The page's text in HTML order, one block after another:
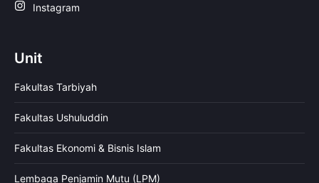
Instagram
Unit
Fakultas Tarbiyah
Fakultas Ushuluddin
Fakultas Ekonomi & Bisnis Islam
Lembaga Penjamin Mutu (LPM)